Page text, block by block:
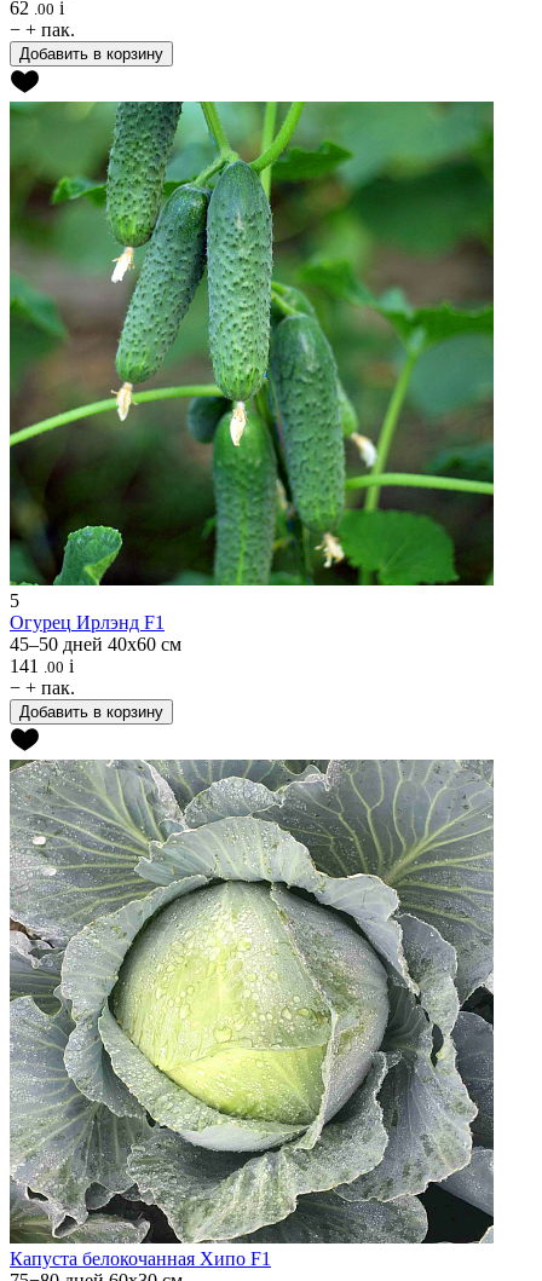
62 .00 i
− + пак.
Добавить в корзину
5
Огурец Ирлэнд F1
45–50 дней 40x60 см
141 .00 i
− + пак.
Добавить в корзину
Капуста белокочанная Хипо F1